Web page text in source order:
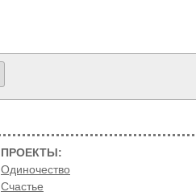
ПРОЕКТЫ:
Одиночество
Счастье